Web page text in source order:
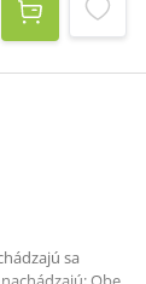
mnohých a
v našom
naozaj
sa